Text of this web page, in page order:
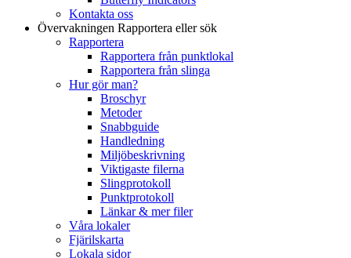
Kontakta oss
Övervakningen Rapportera eller sök
Rapportera
Rapportera från punktlokal
Rapportera från slinga
Hur gör man?
Broschyr
Metoder
Snabbguide
Handledning
Miljöbeskrivning
Viktigaste filerna
Slingprotokoll
Punktprotokoll
Länkar & mer filer
Våra lokaler
Fjärilskarta
Lokala sidor